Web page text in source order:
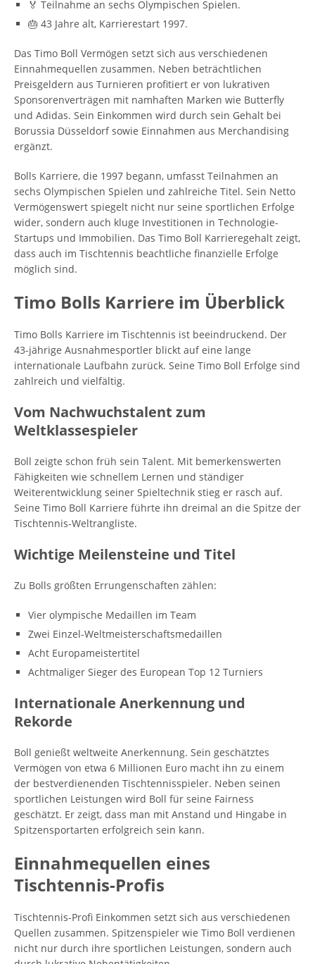
🏅 Teilnahme an sechs Olympischen Spielen.
🎂 43 Jahre alt, Karrierestart 1997.
Das Timo Boll Vermögen setzt sich aus verschiedenen
Einnahmequellen zusammen. Neben beträchtlichen
Preisgeldern aus Turnieren profitiert er von lukrativen
Sponsorenverträgen mit namhaften Marken wie Butterfly
und Adidas. Sein Einkommen wird durch sein Gehalt bei
Borussia Düsseldorf sowie Einnahmen aus Merchandising
ergänzt.
Bolls Karriere, die 1997 begann, umfasst Teilnahmen an
sechs Olympischen Spielen und zahlreiche Titel. Sein Netto
Vermögenswert spiegelt nicht nur seine sportlichen Erfolge
wider, sondern auch kluge Investitionen in Technologie-
Startups und Immobilien. Das Timo Boll Karrieregehalt zeigt,
dass auch im Tischtennis beachtliche finanzielle Erfolge
möglich sind.
Timo Bolls Karriere im Überblick
Timo Bolls Karriere im Tischtennis ist beeindruckend. Der
43-jährige Ausnahmesportler blickt auf eine lange
internationale Laufbahn zurück. Seine Timo Boll Erfolge sind
zahlreich und vielfältig.
Vom Nachwuchstalent zum
Weltklassespieler
Boll zeigte schon früh sein Talent. Mit bemerkenswerten
Fähigkeiten wie schnellem Lernen und ständiger
Weiterentwicklung seiner Spieltechnik stieg er rasch auf.
Seine Timo Boll Karriere führte ihn dreimal an die Spitze der
Tischtennis-Weltrangliste.
Wichtige Meilensteine und Titel
Zu Bolls größten Errungenschaften zählen:
Vier olympische Medaillen im Team
Zwei Einzel-Weltmeisterschaftsmedaillen
Acht Europameistertitel
Achtmaliger Sieger des European Top 12 Turniers
Internationale Anerkennung und
Rekorde
Boll genießt weltweite Anerkennung. Sein geschätztes
Vermögen von etwa 6 Millionen Euro macht ihn zu einem
der bestverdienenden Tischtennisspieler. Neben seinen
sportlichen Leistungen wird Boll für seine Fairness
geschätzt. Er zeigt, dass man mit Anstand und Hingabe in
Spitzensportarten erfolgreich sein kann.
Einnahmequellen eines
Tischtennis-Profis
Tischtennis-Profi Einkommen setzt sich aus verschiedenen
Quellen zusammen. Spitzenspieler wie Timo Boll verdienen
nicht nur durch ihre sportlichen Leistungen, sondern auch